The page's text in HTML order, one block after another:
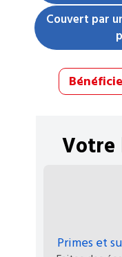
Couvert par
Votre
Primes et